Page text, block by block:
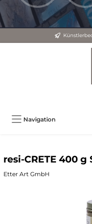
Navigation
resi-CRETE 400 g
Etter Art GmbH